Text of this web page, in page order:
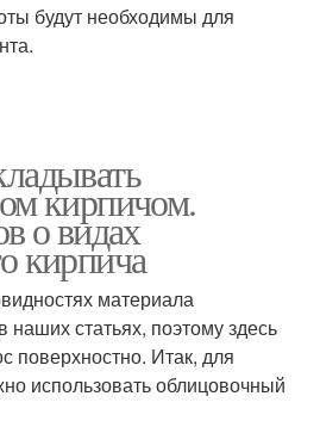
будут необходимы для
кирпичом.
о видах
кирпича
материала
наших статьях, поэтому здесь
поверхностно. Итак, для
использовать облицовочный